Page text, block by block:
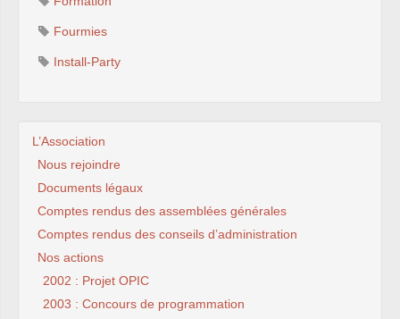
Fourmies
Install-Party
L’Association
Nous rejoindre
Documents légaux
Comptes rendus des assemblées générales
Comptes rendus des conseils d’administration
Nos actions
2002 : Projet OPIC
2003 : Concours de programmation